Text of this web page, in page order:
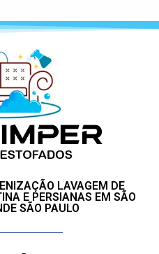
LAVAGEM DE
E PERSIANAS EM SÃO
SÃO PAULO